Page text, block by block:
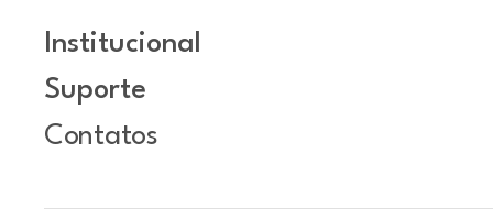
Institucional
Suporte
Contatos